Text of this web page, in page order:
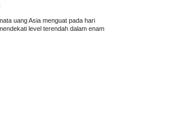
uang Asia menguat pada hari
level terendah dalam enam